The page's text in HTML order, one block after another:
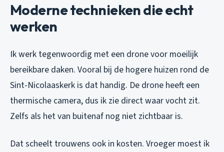
Moderne technieken die echt
werken
Ik werk tegenwoordig met een drone voor moeilijk
bereikbare daken. Vooral bij de hogere huizen rond de
Sint-Nicolaaskerk is dat handig. De drone heeft een
thermische camera, dus ik zie direct waar vocht zit.
Zelfs als het van buitenaf nog niet zichtbaar is.
Dat scheelt trouwens ook in kosten. Vroeger moest ik